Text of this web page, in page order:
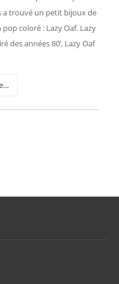
a trouvé un petit bijoux de
coloré : Lazy Oaf. Lazy
des années 80’, Lazy Oaf